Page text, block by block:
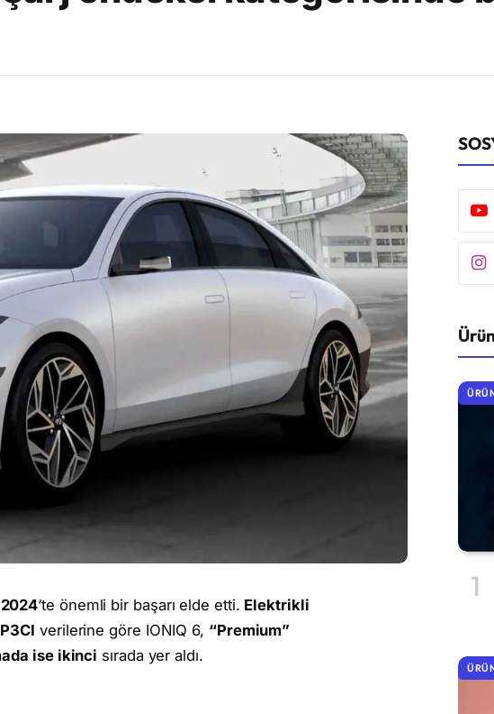
‘te önemli bir başarı elde etti. Elektrikli
verilerine göre IONIQ 6, “Premium”
ise ikinci sırada yer aldı.